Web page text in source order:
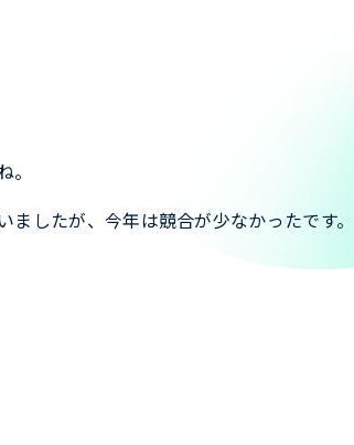
したが、今年は競合が少なかったです。